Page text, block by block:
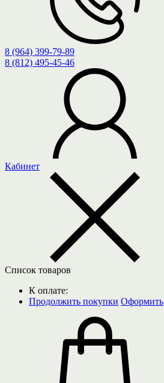
8 (964) 399-79-89
8 (812) 495-45-46
Кабинет
Список товаров
К оплате:
Продолжить покупки Оформить